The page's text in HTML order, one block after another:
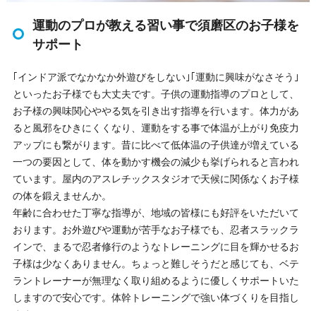
運動のプロが教える習い事で須磨区のお子様を
サポート
｢インドア派でなかなか外遊びをしない｣｢運動に興味がなさそう｣
といったお子様でも大丈夫です。子供の運動指導のプロとして、
お子様の興味関心ややる気を引き出す指導を行います。体力があ
ると風邪をひきにくくなり、運動をする事で体温が上がり免疫力
アップにも繋がります。昔に比べて低体温の子供達が増えている
一つの要因として、体を動かす機会の減少も挙げられると言われ
ています。屋内のアスレチックスタジオで天候に関係なくお子様
の体を鍛えませんか。
年齢に合わせた丁寧な指導が、地域の皆様にも好評をいただいて
おります。お外遊びや運動が苦手なお子様でも、忍者スラックラ
インで、まるで忍者修行のようなトレーニングに目を輝かせるお
子様は少なくありません。ちょっと難しそうだと感じても、ベテ
ラントレーナーが無理なく取り組めるように優しくサポートいた
しますので安心です。体幹トレーニングで強い体づくりを目指し